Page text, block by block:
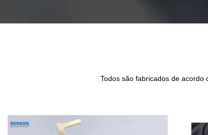
Todos são fabricados de acordo